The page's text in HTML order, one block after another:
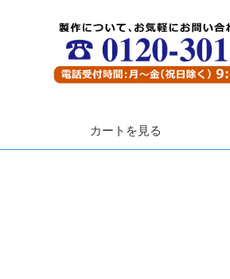
カートを見る